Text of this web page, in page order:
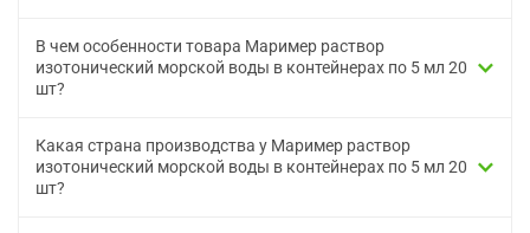
В чем особенности товара Маример раствор
изотонический морской воды в контейнерах по 5 мл 20
шт?
Какая страна производства у Маример раствор
изотонический морской воды в контейнерах по 5 мл 20
шт?